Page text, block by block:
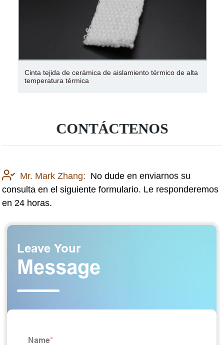
tejida de cerámica de aislamiento térmico de alta
térmica
CONTÁCTENOS
Mr. Mark Zhang: No dude en enviarnos su
consulta en el siguiente formulario. Le responderemos
en 24 horas.